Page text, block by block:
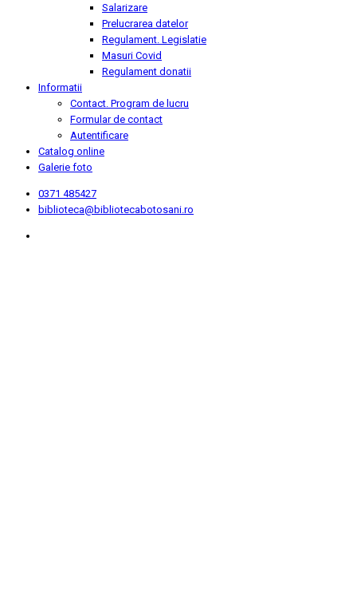
Salarizare
Prelucrarea datelor
Regulament. Legislatie
Masuri Covid
Regulament donatii
Informatii
Contact. Program de lucru
Formular de contact
Autentificare
Catalog online
Galerie foto
0371 485427
biblioteca@bibliotecabotosani.ro